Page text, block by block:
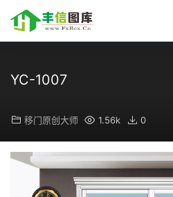
YC-1007
移门原创大师 1.56k 0